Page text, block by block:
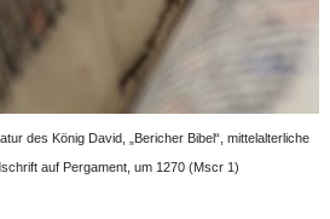
des König David, „Bericher Bibel“, mittelalterliche
auf Pergament, um 1270 (Mscr 1)